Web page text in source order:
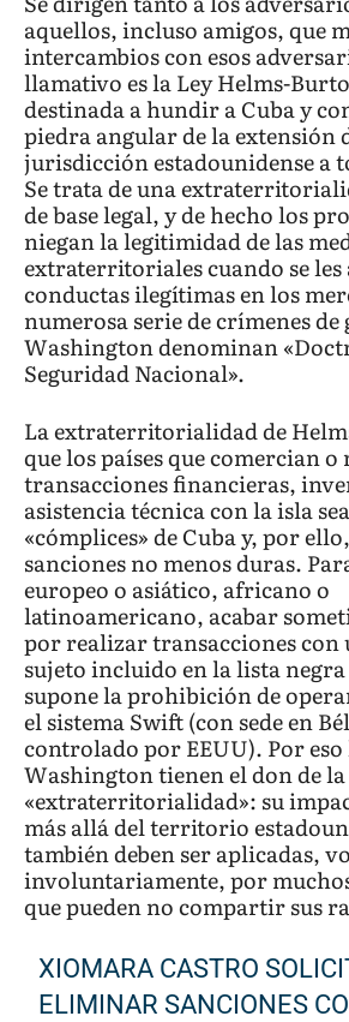
aquellos, incluso amigos, que
intercambios con esos
llamativo es la Ley Helms-
destinada a hundir a Cuba y
piedra angular de la extensión
jurisdicción estadounidense a
Se trata de una
de base legal, y de hecho los
niegan la legitimidad de las
extraterritoriales cuando se les
conductas ilegítimas en los
numerosa serie de crímenes
Washington denominan
Seguridad Nacional».
La extraterritorialidad de
que los países que comercian
transacciones financieras,
asistencia técnica con la isla
«cómplices» de Cuba y, por
sanciones no menos duras.
europeo o asiático, africano o
latinoamericano, acabar
por realizar transacciones con
sujeto incluido en la lista
supone la prohibición de
el sistema Swift (con sede en
controlado por EEUU). Por eso
Washington tienen el don de la
«extraterritorialidad»: su
más allá del territorio
también deben ser aplicadas,
involuntariamente, por
que pueden no compartir sus
XIOMARA CASTRO
ELIMINAR SANCIONES